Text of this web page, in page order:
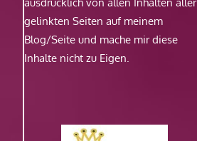
gelinkten Seiten auf meinem
Blog/Seite und mache mir diese
Inhalte nicht zu Eigen.